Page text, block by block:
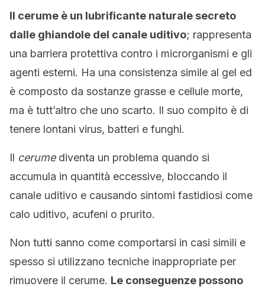
Il cerume è un lubrificante naturale secreto
dalle ghiandole del canale uditivo; rappresenta
una barriera protettiva contro i microrganismi e gli
agenti esterni. Ha una consistenza simile al gel ed
è composto da sostanze grasse e cellule morte,
ma è tutt’altro che uno scarto. Il suo compito è di
tenere lontani virus, batteri e funghi.
Il cerumediventa un problema quando si
accumula in quantità eccessive, bloccando il
canale uditivo e causando sintomi fastidiosi come
calo uditivo, acufeni o prurito.
Non tutti sanno come comportarsi in casi simili e
spesso si utilizzano tecniche inappropriate per
rimuovere il cerume. Le conseguenze possono